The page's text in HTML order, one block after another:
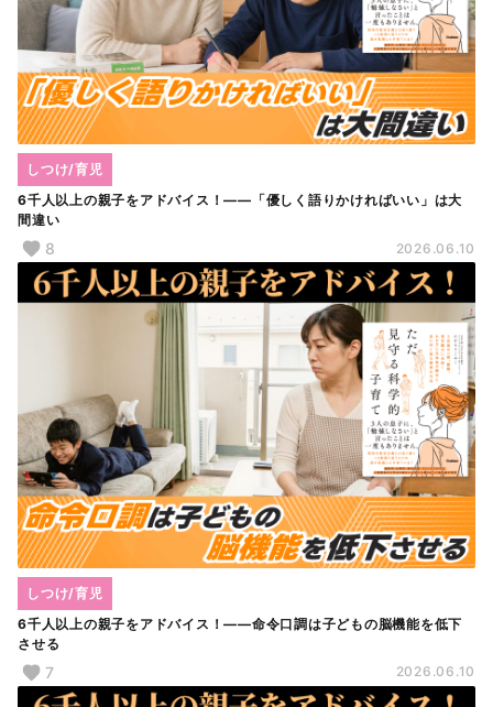
6千人以上の親子をアドバイス！――「優しく語りかければいい」は大
間違い
しつけ/育児
8 2026.06.10
6千人以上の親子をアドバイス！――命令口調は子どもの脳機能を低下
させる
しつけ/育児
7 2026.06.10